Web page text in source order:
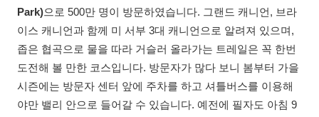
Park)으로 500만 명이 방문하였습니다. 그랜드 캐니언, 브라
이스 캐니언과 함께 미 서부 3대 캐니언으로 알려져 있으며,
좁은 협곡으로 물을 따라 거슬러 올라가는 트레일은 꼭 한번
도전해 볼 만한 코스입니다. 방문자가 많다 보니 봄부터 가을
시즌에는 방문자 센터 앞에 주차를 하고 셔틀버스를 이용해
야만 밸리 안으로 들어갈 수 있습니다. 예전에 필자도 아침 9